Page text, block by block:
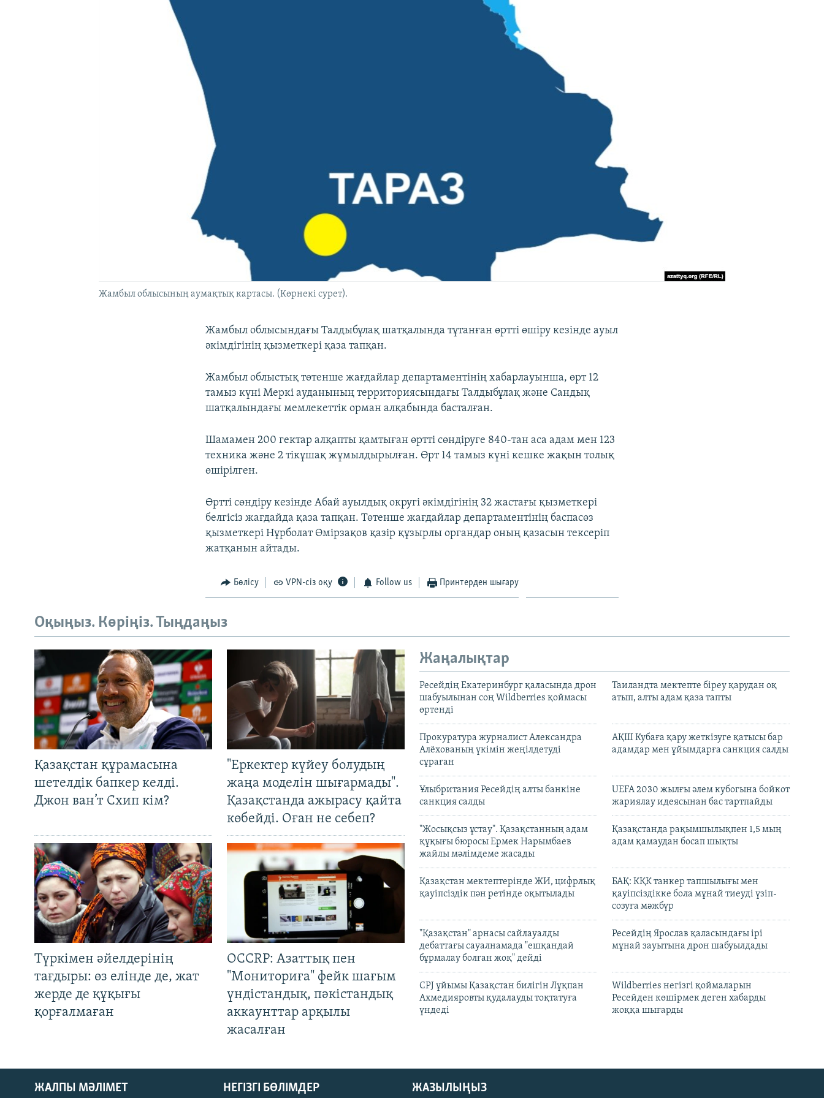
Жамбыл облысының аумақтық картасы. (Көрнекі сурет).
Жамбыл облысындағы Талдыбұлақ шатқалында тұтанған өртті өшіру кезінде ауыл
әкімдігінің қызметкері қаза тапқан.
Жамбыл облыстық төтенше жағдайлар департаментінің хабарлауынша, өрт 12
тамыз күні Меркі ауданының территориясындағы Талдыбұлақ және Сандық
шатқалындағы мемлекеттік орман алқабында басталған.
Шамамен 200 гектар алқапты қамтыған өртті сөндіруге 840-тан аса адам мен 123
техника және 2 тікұшақ жұмылдырылған. Өрт 14 тамыз күні кешке жақын толық
өшірілген.
Өртті сөндіру кезінде Абай ауылдық округі әкімдігінің 32 жастағы қызметкері
белгісіз жағдайда қаза тапқан. Төтенше жағдайлар департаментінің баспасөз
қызметкері Нұрболат Өмірзақов қазір құзырлы органдар оның қазасын тексеріп
жатқанын айтады.
Бөлісу VPN-сіз оқу Follow us Принтерден шығару
Оқыңыз. Көріңіз. Тыңдаңыз
Қазақстан құрамасына
шетелдік бапкер келді.
Джон ван’т Схип кім?
"Еркектер күйеу болудың
жаңа моделін шығармады".
Қазақстанда ажырасу қайта
көбейді. Оған не себеп?
Түркімен әйелдерінің
тағдыры: өз елінде де, жат
жерде де құқығы
қорғалмаған
OCCRP: Азаттық пен
"Мониториға" фейк шағым
үндістандық, пәкістандық
аккаунттар арқылы
жасалған
Жаңалықтар
Ресейдің Екатеринбург қаласында дрон
шабуылынан соң Wildberries қоймасы
өртенді
Таиландта мектепте біреу қарудан оқ
атып, алты адам қаза тапты
Прокуратура журналист Александра
Алёхованың үкімін жеңілдетуді
сұраған
АҚШ Кубаға қару жеткізуге қатысы бар
адамдар мен ұйымдарға санкция салды
Ұлыбритания Ресейдің алты банкіне
санкция салды
UEFA 2030 жылғы әлем кубогына бойкот
жариялау идеясынан бас тартпайды
"Жосықсыз ұстау". Қазақстанның адам
құқығы бюросы Ермек Нарымбаев
жайлы мәлімдеме жасады
Қазақстанда рақымшылықпен 1,5 мың
адам қамаудан босап шықты
Қазақстан мектептерінде ЖИ, цифрлық
қауіпсіздік пән ретінде оқытылады
БАҚ: КҚК танкер тапшылығы мен
қауіпсіздікке бола мұнай тиеуді үзіп-
созуға мәжбүр
"Қазақстан" арнасы сайлауалды
дебаттағы сауалнамада "ешқандай
бұрмалау болған жоқ" дейді
Ресейдің Ярослав қаласындағы ірі
мұнай зауытына дрон шабуылдады
CPJ ұйымы Қазақстан билігін Лұқпан
Ахмедияровты қудалауды тоқтатуға
үндеді
Wildberries негізгі қоймаларын
Ресейден көшірмек деген хабарды
жоққа шығарды
ЖАЗЫЛЫҢЫЗ
ЖАЛПЫ МӘЛІМЕТ НЕГІЗГІ БӨЛІМДЕР